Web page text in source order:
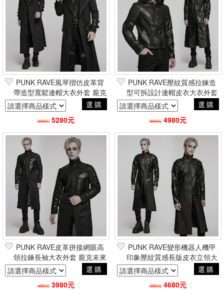
PUNK RAVE風琴摺仿皮革背
帶造型寬鬆連帽大衣外套 龐克
未來感搖滾帥氣電玩風
選購
6690元 5280元
PUNK RAVE壓紋質感拉鍊造
型可拆設計連帽皮衣大衣外套
龐克未來感搖滾帥氣電玩風
選購
5580元 4980元
PUNK RAVE皮革拼接網眼高
領拉鍊長袖大衣外套 龐克未來
感搖滾帥氣電玩風選購
4880元 3980元
PUNK RAVE變形機器人機甲
印象壓紋質感長版皮衣立領大
衣外套 賽博龐克未來感帥氣電
玩風
選購
5880元 4680元